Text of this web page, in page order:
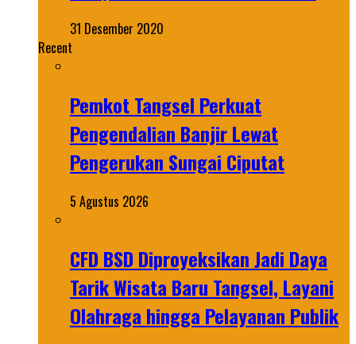
31 Desember 2020
Recent
Pemkot Tangsel Perkuat
Pengendalian Banjir Lewat
Pengerukan Sungai Ciputat
5 Agustus 2026
CFD BSD Diproyeksikan Jadi Daya
Tarik Wisata Baru Tangsel, Layani
Olahraga hingga Pelayanan Publik